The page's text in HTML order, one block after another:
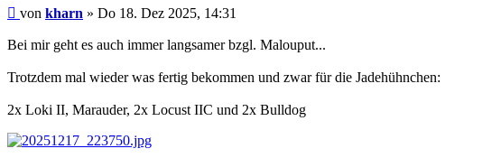
Beitrag
von kharn » Do 18. Dez 2025, 14:31
Bei mir geht es auch immer langsamer bzgl. Malouput...
Trotzdem mal wieder was fertig bekommen und zwar für die Jadehühnchen:
2x Loki II, Marauder, 2x Locust IIC und 2x Bulldog